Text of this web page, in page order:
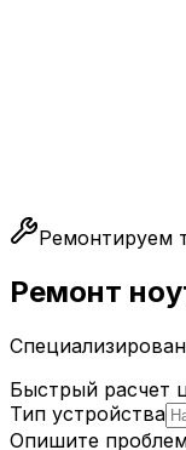
Ремонтируем
Ремонт
Быстрый расчет
Тип устройства
Опишите